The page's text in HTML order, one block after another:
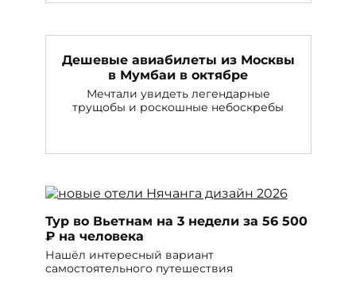
Дешевые авиабилеты из Москвы
в Мумбаи в октябре
Мечтали увидеть легендарные
трущобы и роскошные небоскребы
Тур во Вьетнам на 3 недели за 56 500
₽ на человека
Нашёл интересный вариант
самостоятельного путешествия